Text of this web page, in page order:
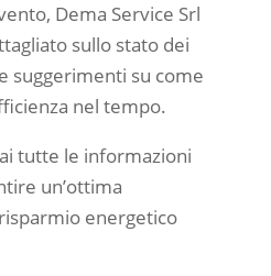
Dema Service Srl
sullo stato dei
suggerimenti su come
nel tempo.
tutte le informazioni
un’ottima
energetico